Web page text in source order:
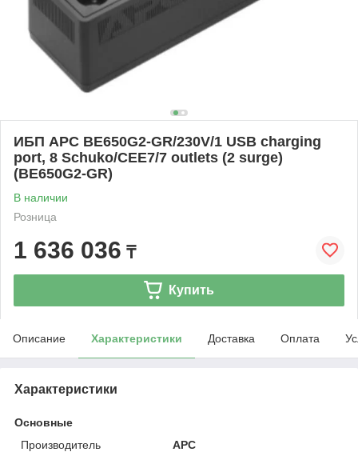
ИБП APC BE650G2-GR/230V/1 USB charging
port, 8 Schuko/CEE7/7 outlets (2 surge)
(BE650G2-GR)
В наличии
Розница
1 636 036 ₸
Купить
Описание Характеристики Доставка Оплата
Характеристики
Основные
Производитель
APC